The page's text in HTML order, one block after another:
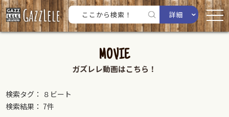
詳細
MOVIE
ガズレレ動画はこちら！
検索タグ： ８ビート
検索結果： 7件